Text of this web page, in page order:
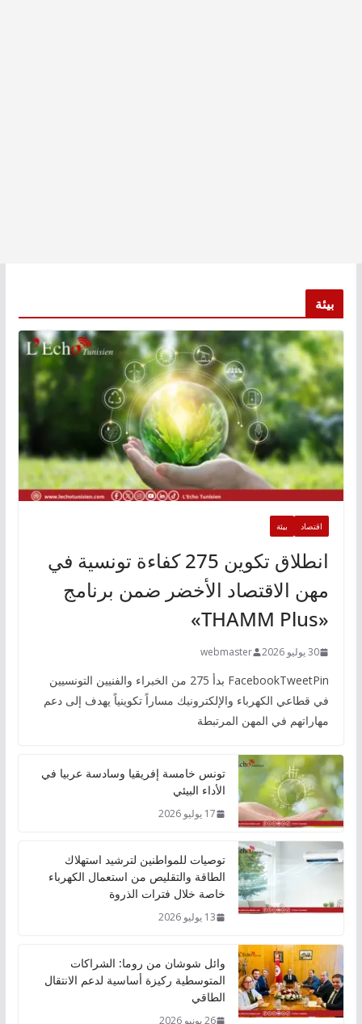
بيئة
اقتصاد بيئة
انطلاق تكوين 275 كفاءة تونسية في
مهن الاقتصاد الأخضر ضمن برنامج
«THAMM Plus»
30 يوليو 2026 webmaster
FacebookTweetPin بدأ 275 من الخبراء والفنيين التونسيين
في قطاعي الكهرباء والإلكترونيك مساراً تكوينياً يهدف إلى دعم
مهاراتهم في المهن المرتبطة
تونس خامسة إفريقيا وسادسة عربيا في
الأداء البيئي
17 يوليو 2026
توصيات للمواطنين لترشيد استهلاك
الطاقة والتقليص من استعمال الكهرباء
خاصة خلال فترات الذروة
13 يوليو 2026
وائل شوشان من روما: الشراكات
المتوسطية ركيزة أساسية لدعم الانتقال
الطاقي
26 يونيو 2026